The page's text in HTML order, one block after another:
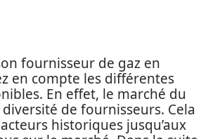
fournisseur de gaz en
en compte les différentes
En effet, le marché du
de fournisseurs. Cela
historiques jusqu’aux